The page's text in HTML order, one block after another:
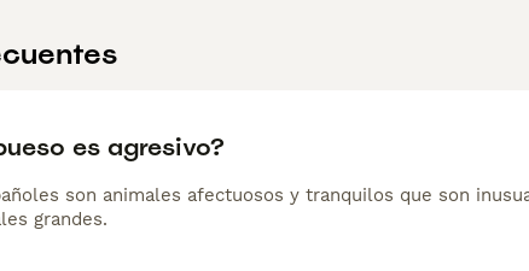
es agresivo?
son animales afectuosos y tranquilos que son
grandes.